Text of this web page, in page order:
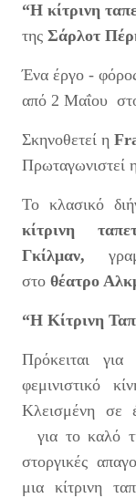
“Η κίτρινη
της Σάρλοτ
Ένα έργο -
από 2 Μαΐου
Σκηνοθετεί η
Πρωταγωνιστεί η
Το κλασικό
κίτρινη
Γκίλμαν,
στο θέατρο
“Η Κίτρινη
Πρόκειται
φεμινιστικό
Κλεισμένη σε
για το καλό
στοργικές
μια κίτρινη